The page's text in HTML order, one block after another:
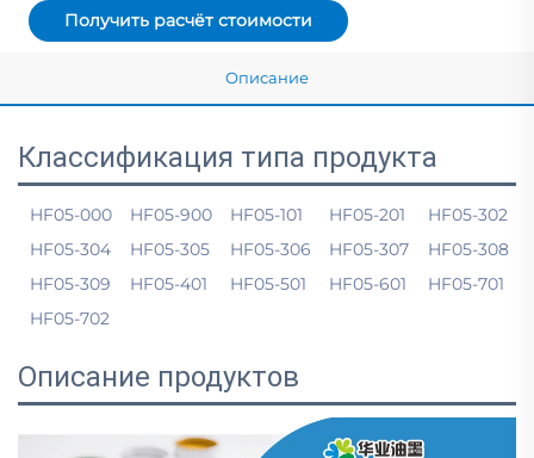
Получить расчёт стоимости
Описание
Классификация типа продукта
HF05-000 HF05-900 HF05-101 HF05-201
HF05-302
HF05-304
HF05-305 HF05-306 HF05-307
HF05-308
HF05-309
HF05-401 HF05-501 HF05-601
HF05-701
HF05-702
Описание продуктов